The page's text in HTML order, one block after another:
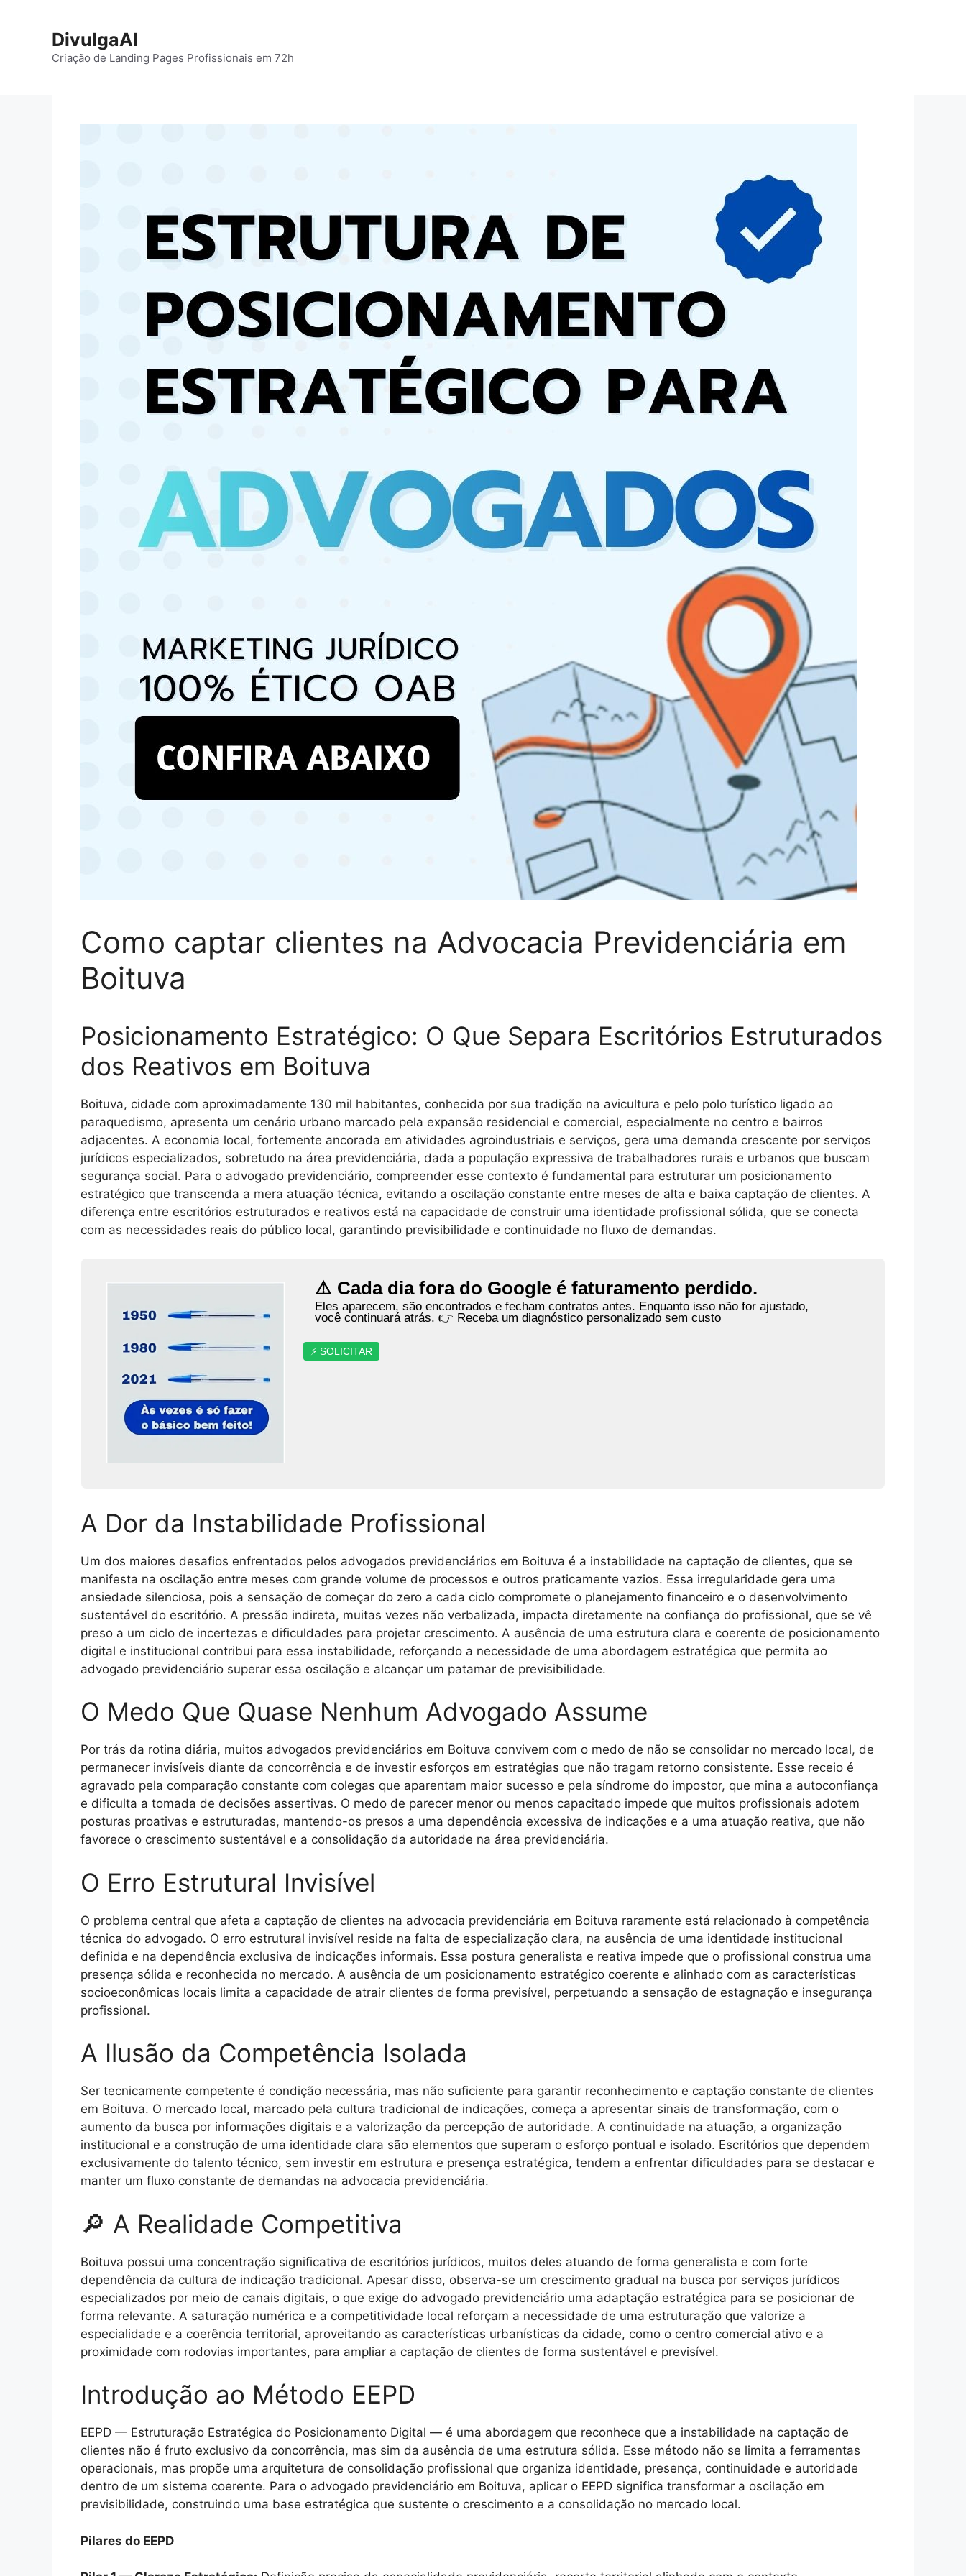
conteúdo
DivulgaAI
Criação de Landing Pages Profissionais em 72h
Como captar clientes na Advocacia Previdenciária em
Boituva
Posicionamento Estratégico: O Que Separa Escritórios Estruturados
dos Reativos em Boituva
Boituva, cidade com aproximadamente 130 mil habitantes, conhecida por sua tradição na avicultura e pelo polo turístico ligado ao
paraquedismo, apresenta um cenário urbano marcado pela expansão residencial e comercial, especialmente no centro e bairros
adjacentes. A economia local, fortemente ancorada em atividades agroindustriais e serviços, gera uma demanda crescente por serviços
jurídicos especializados, sobretudo na área previdenciária, dada a população expressiva de trabalhadores rurais e urbanos que buscam
segurança social. Para o advogado previdenciário, compreender esse contexto é fundamental para estruturar um posicionamento
estratégico que transcenda a mera atuação técnica, evitando a oscilação constante entre meses de alta e baixa captação de clientes. A
diferença entre escritórios estruturados e reativos está na capacidade de construir uma identidade profissional sólida, que se conecta
com as necessidades reais do público local, garantindo previsibilidade e continuidade no fluxo de demandas.
⚠️ Cada dia fora do Google é faturamento perdido.
Eles aparecem, são encontrados e fecham contratos antes. Enquanto isso não for ajustado,
você continuará atrás. 👉 Receba um diagnóstico personalizado sem custo
⚡ SOLICITAR
A Dor da Instabilidade Profissional
Um dos maiores desafios enfrentados pelos advogados previdenciários em Boituva é a instabilidade na captação de clientes, que se
manifesta na oscilação entre meses com grande volume de processos e outros praticamente vazios. Essa irregularidade gera uma
ansiedade silenciosa, pois a sensação de começar do zero a cada ciclo compromete o planejamento financeiro e o desenvolvimento
sustentável do escritório. A pressão indireta, muitas vezes não verbalizada, impacta diretamente na confiança do profissional, que se vê
preso a um ciclo de incertezas e dificuldades para projetar crescimento. A ausência de uma estrutura clara e coerente de posicionamento
digital e institucional contribui para essa instabilidade, reforçando a necessidade de uma abordagem estratégica que permita ao
advogado previdenciário superar essa oscilação e alcançar um patamar de previsibilidade.
O Medo Que Quase Nenhum Advogado Assume
Por trás da rotina diária, muitos advogados previdenciários em Boituva convivem com o medo de não se consolidar no mercado local, de
permanecer invisíveis diante da concorrência e de investir esforços em estratégias que não tragam retorno consistente. Esse receio é
agravado pela comparação constante com colegas que aparentam maior sucesso e pela síndrome do impostor, que mina a autoconfiança
e dificulta a tomada de decisões assertivas. O medo de parecer menor ou menos capacitado impede que muitos profissionais adotem
posturas proativas e estruturadas, mantendo-os presos a uma dependência excessiva de indicações e a uma atuação reativa, que não
favorece o crescimento sustentável e a consolidação da autoridade na área previdenciária.
O Erro Estrutural Invisível
O problema central que afeta a captação de clientes na advocacia previdenciária em Boituva raramente está relacionado à competência
técnica do advogado. O erro estrutural invisível reside na falta de especialização clara, na ausência de uma identidade institucional
definida e na dependência exclusiva de indicações informais. Essa postura generalista e reativa impede que o profissional construa uma
presença sólida e reconhecida no mercado. A ausência de um posicionamento estratégico coerente e alinhado com as características
socioeconômicas locais limita a capacidade de atrair clientes de forma previsível, perpetuando a sensação de estagnação e insegurança
profissional.
A Ilusão da Competência Isolada
Ser tecnicamente competente é condição necessária, mas não suficiente para garantir reconhecimento e captação constante de clientes
em Boituva. O mercado local, marcado pela cultura tradicional de indicações, começa a apresentar sinais de transformação, com o
aumento da busca por informações digitais e a valorização da percepção de autoridade. A continuidade na atuação, a organização
institucional e a construção de uma identidade clara são elementos que superam o esforço pontual e isolado. Escritórios que dependem
exclusivamente do talento técnico, sem investir em estrutura e presença estratégica, tendem a enfrentar dificuldades para se destacar e
manter um fluxo constante de demandas na advocacia previdenciária.
🔎 A Realidade Competitiva
Boituva possui uma concentração significativa de escritórios jurídicos, muitos deles atuando de forma generalista e com forte
dependência da cultura de indicação tradicional. Apesar disso, observa-se um crescimento gradual na busca por serviços jurídicos
especializados por meio de canais digitais, o que exige do advogado previdenciário uma adaptação estratégica para se posicionar de
forma relevante. A saturação numérica e a competitividade local reforçam a necessidade de uma estruturação que valorize a
especialidade e a coerência territorial, aproveitando as características urbanísticas da cidade, como o centro comercial ativo e a
proximidade com rodovias importantes, para ampliar a captação de clientes de forma sustentável e previsível.
Introdução ao Método EEPD
EEPD — Estruturação Estratégica do Posicionamento Digital — é uma abordagem que reconhece que a instabilidade na captação de
clientes não é fruto exclusivo da concorrência, mas sim da ausência de uma estrutura sólida. Esse método não se limita a ferramentas
operacionais, mas propõe uma arquitetura de consolidação profissional que organiza identidade, presença, continuidade e autoridade
dentro de um sistema coerente. Para o advogado previdenciário em Boituva, aplicar o EEPD significa transformar a oscilação em
previsibilidade, construindo uma base estratégica que sustente o crescimento e a consolidação no mercado local.
Pilares do EEPD